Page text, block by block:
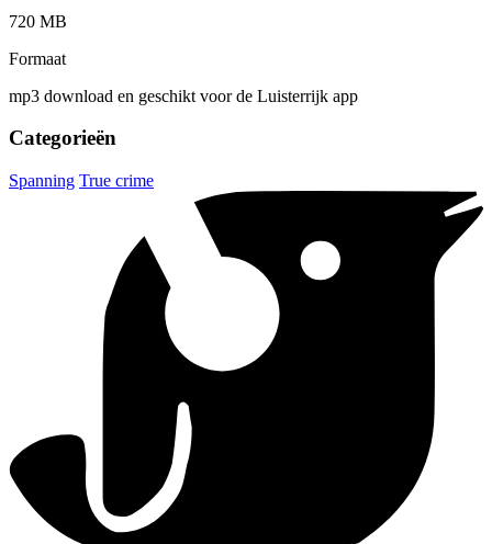
720 MB
Formaat
mp3 download en geschikt voor de Luisterrijk app
Categorieën
Spanning True crime